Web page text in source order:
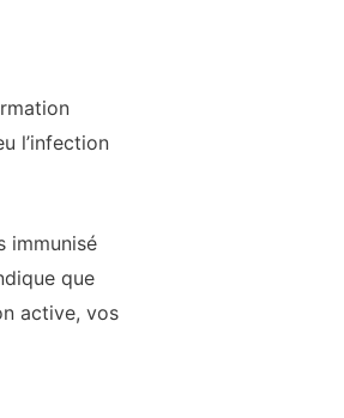
l’infection
immunisé
que
active, vos